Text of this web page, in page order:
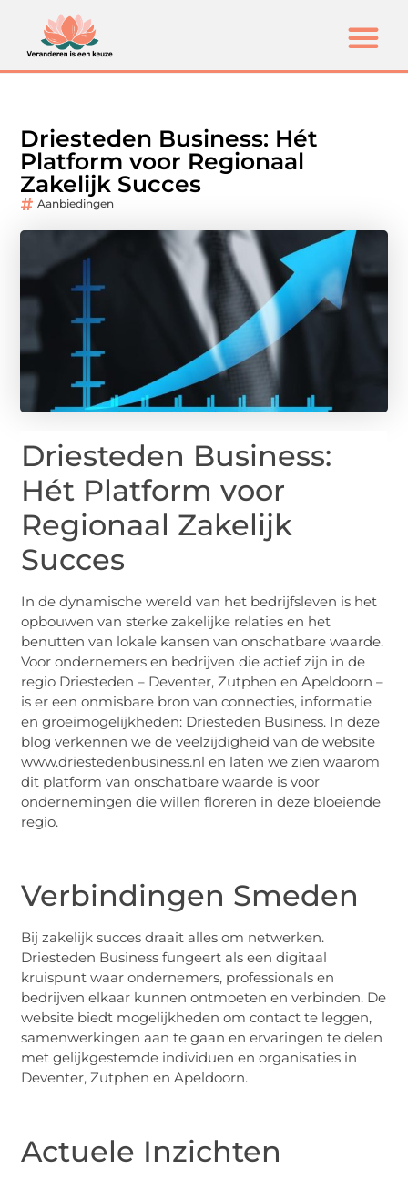
Driesteden Business: Hét
Platform voor Regionaal
Zakelijk Succes
Aanbiedingen
Driesteden Business:
Hét Platform voor
Regionaal Zakelijk
Succes
In de dynamische wereld van het bedrijfsleven is het
opbouwen van sterke zakelijke relaties en het
benutten van lokale kansen van onschatbare waarde.
Voor ondernemers en bedrijven die actief zijn in de
regio Driesteden – Deventer, Zutphen en Apeldoorn –
is er een onmisbare bron van connecties, informatie
en groeimogelijkheden: Driesteden Business. In deze
blog verkennen we de veelzijdigheid van de website
www.driestedenbusiness.nl en laten we zien waarom
dit platform van onschatbare waarde is voor
ondernemingen die willen floreren in deze bloeiende
regio.
Verbindingen Smeden
Bij zakelijk succes draait alles om netwerken.
Driesteden Business fungeert als een digitaal
kruispunt waar ondernemers, professionals en
bedrijven elkaar kunnen ontmoeten en verbinden. De
website biedt mogelijkheden om contact te leggen,
samenwerkingen aan te gaan en ervaringen te delen
met gelijkgestemde individuen en organisaties in
Deventer, Zutphen en Apeldoorn.
Actuele Inzichten